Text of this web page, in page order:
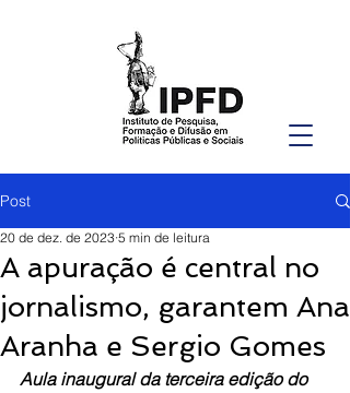
Post
A apuração é central no
jornalismo, garantem Ana
Aranha e Sergio Gomes
20 de dez. de 2023 5 min de leitura
Aula inaugural da terceira edição do